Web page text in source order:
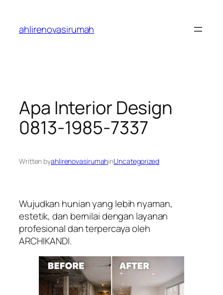
content
ahlirenovasirumah
Apa Interior Design
0813-1985-7337
Written byahlirenovasirumahinUncategorized
Wujudkan hunian yang lebih nyaman,
estetik, dan bernilai dengan layanan
profesional dan terpercaya oleh
ARCHIKANDI.